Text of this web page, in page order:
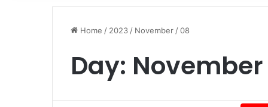
Home / 2023 / November /08
Day: November